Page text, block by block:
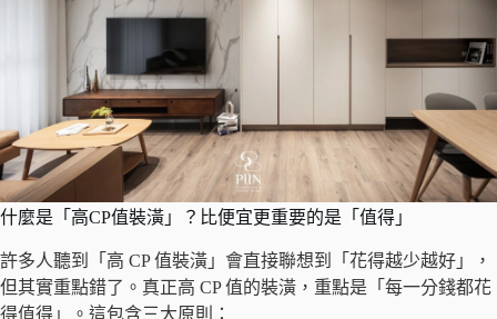
什麼是「高CP值裝潢」？比便宜更重要的是「值得」
許多人聽到「高 CP 值裝潢」會直接聯想到「花得越少越好」，
但其實重點錯了。真正高 CP 值的裝潢，重點是「每一分錢都花
得值得」。這包含三大原則：